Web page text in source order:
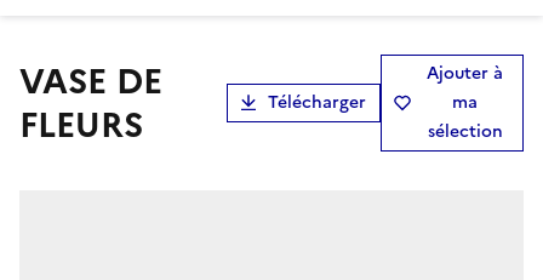
VASE DE
FLEURS
Télécharger
Ajouter à
ma
sélection